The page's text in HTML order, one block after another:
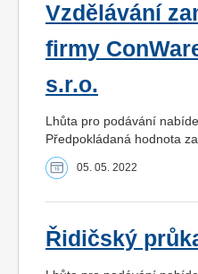
Vzdělávání
firmy
s.r.o.
Lhůta pro podávání
Předpokládaná hodnota
05. 05. 2022
Řidičský